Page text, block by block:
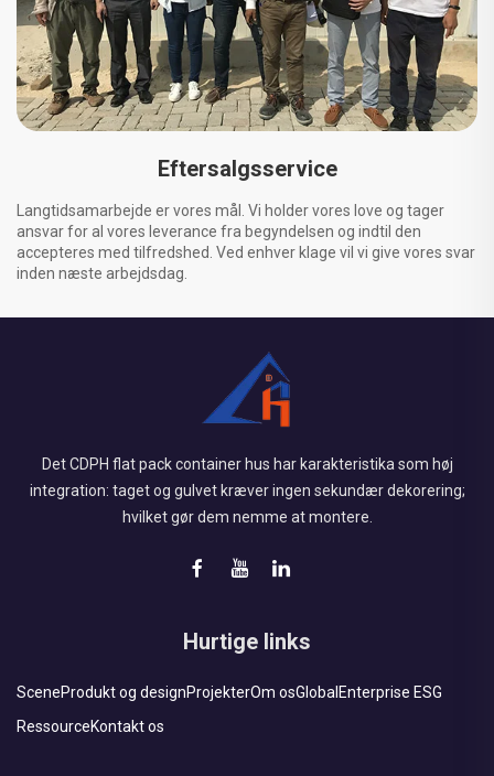
Eftersalgsservice
Langtidsamarbejde er vores mål. Vi holder vores love og tager
ansvar for al vores leverance fra begyndelsen og indtil den
accepteres med tilfredshed. Ved enhver klage vil vi give vores svar
inden næste arbejdsdag.
Det CDPH flat pack container hus har karakteristika som høj
integration: taget og gulvet kræver ingen sekundær dekorering;
hvilket gør dem nemme at montere.
Hurtige links
SceneProdukt og designProjekterOm osGlobal Enterprise ESG
RessourceKontakt os